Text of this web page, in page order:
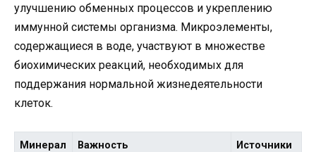
улучшению обменных процессов и укреплению
иммунной системы организма. Микроэлементы,
содержащиеся в воде, участвуют в множестве
биохимических реакций, необходимых для
поддержания нормальной жизнедеятельности
клеток.
Минерал Важность Источники